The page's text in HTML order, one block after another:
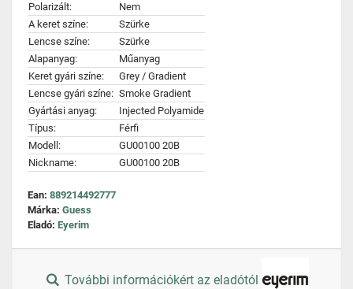
Polarizált:
Nem
A keret színe:
Szürke
Lencse színe:
Szürke
Alapanyag:
Műanyag
Keret gyári színe:
Grey / Gradient
Lencse gyári színe: Smoke Gradient
Gyártási anyag:
Injected Polyamide
Típus:
Férfi
Modell:
GU00100 20B
Nickname:
GU00100 20B
Ean: 889214492777
Márka: Guess
Eladó: Eyerim
További információkért az eladótól